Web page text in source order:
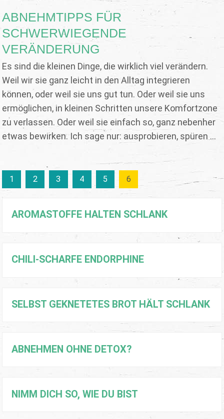
ABNEHMTIPPS FÜR
SCHWERWIEGENDE
VERÄNDERUNG
Es sind die kleinen Dinge, die wirklich viel verändern.
Weil wir sie ganz leicht in den Alltag integrieren
können, oder weil sie uns gut tun. Oder weil sie uns
ermöglichen, in kleinen Schritten unsere Komfortzone
zu verlassen. Oder weil sie einfach so, ganz nebenher
etwas bewirken. Ich sage nur: ausprobieren, spüren ...
1 2 3 4 5 6
AROMASTOFFE HALTEN SCHLANK
CHILI-SCHARFE ENDORPHINE
SELBST GEKNETETES BROT HÄLT SCHLANK
ABNEHMEN OHNE DETOX?
NIMM DICH SO, WIE DU BIST